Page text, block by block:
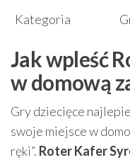
Kategoria
Jak wpleść
w domową
Gry dziecięce
swoje miejsce w
ręki”. Roter Kafer